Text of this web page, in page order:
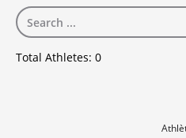
Total Athletes: 0